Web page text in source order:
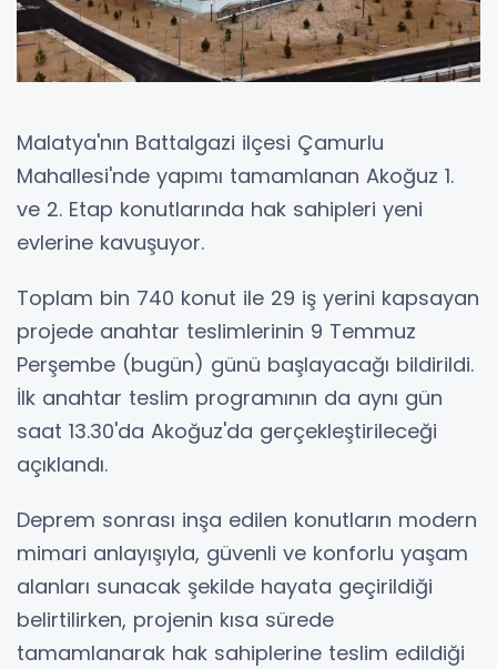
Malatya'nın Battalgazi ilçesi Çamurlu
Mahallesi'nde yapımı tamamlanan Akoğuz 1.
ve 2. Etap konutlarında hak sahipleri yeni
evlerine kavuşuyor.
Toplam bin 740 konut ile 29 iş yerini kapsayan
projede anahtar teslimlerinin 9 Temmuz
Perşembe (bugün) günü başlayacağı bildirildi.
İlk anahtar teslim programının da aynı gün
saat 13.30'da Akoğuz'da gerçekleştirileceği
açıklandı.
Deprem sonrası inşa edilen konutların modern
mimari anlayışıyla, güvenli ve konforlu yaşam
alanları sunacak şekilde hayata geçirildiği
belirtilirken, projenin kısa sürede
tamamlanarak hak sahiplerine teslim edildiği